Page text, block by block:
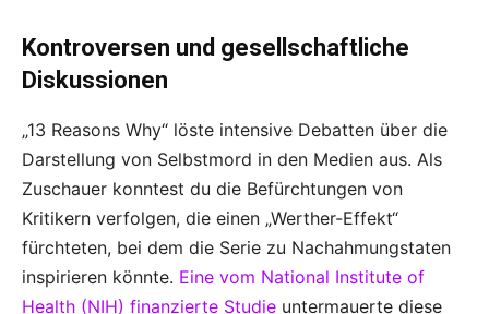
Kontroversen und gesellschaftliche
Diskussionen
„13 Reasons Why“ löste intensive Debatten über die
Darstellung von Selbstmord in den Medien aus. Als
Zuschauer konntest du die Befürchtungen von
Kritikern verfolgen, die einen „Werther-Effekt“
fürchteten, bei dem die Serie zu Nachahmungstaten
inspirieren könnte. Eine vom National Institute of
Health (NIH) finanzierte Studie untermauerte diese